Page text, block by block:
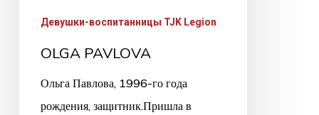
Девушки-воспитанницы TJK Legion
OLGA PAVLOVA
Ольга Павлова, 1996-го года
рождения, защитник.Пришла в